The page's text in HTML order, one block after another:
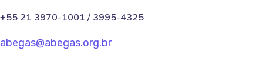
+55 21 3970-1001 / 3995-4325
abegas@abegas.org.br